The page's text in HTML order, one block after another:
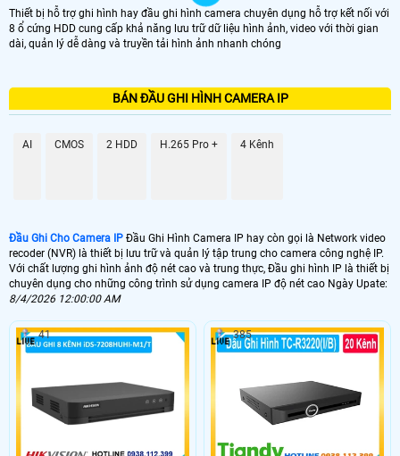
♋ GIÁ LẮP ĐÂU GHI CAMERA IP
GIÁ ĐẦU GHI
📼 Đầu Ghi Camera IP 8 kênh KBvision
1.800.000 VNĐ KX-A4K8118N2
1.500,000 VNĐ DS 7104NI Q14PM
10.300.000 VNĐ DS-7608NI-K1/8P
Thiết bị hỗ trợ ghi hình hay đầu ghi hình camera chuyên dụng hỗ trợ kết nối với
8 ổ cứng HDD cung cấp khả năng lưu trữ dữ liệu hình ảnh, video với thời gian
dài, quản lý dễ dàng và truyền tải hình ảnh nhanh chóng
BÁN ĐẦU GHI HÌNH CAMERA IP
AI CMOS 2 HDD H.265 Pro + 4 Kênh
Đầu Ghi Cho Camera IP Đầu Ghi Hình Camera IP hay còn gọi là Network video
recoder (NVR) là thiết bị lưu trữ và quản lý tập trung cho camera công nghệ IP.
Với chất lượng ghi hình ảnh độ nét cao và trung thực, Đầu ghi hình IP là thiết bị
chuyên dụng cho những công trình sử dụng camera IP độ nét cao Ngày Upate:
8/4/2026 12:00:00 AM
41 385